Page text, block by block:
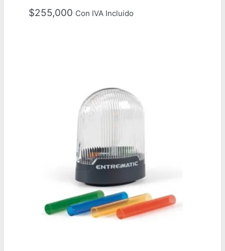
$255,000 Con IVA Incluido